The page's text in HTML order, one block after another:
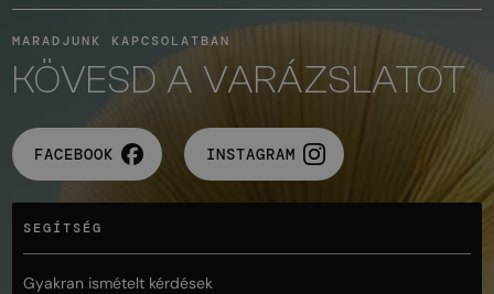
MARADJUNK KAPCSOLATBAN
KÖVESD A VARÁZSLATOT
FACEBOOK INSTAGRAM
SEGÍTSÉG
Gyakran ismételt kérdések